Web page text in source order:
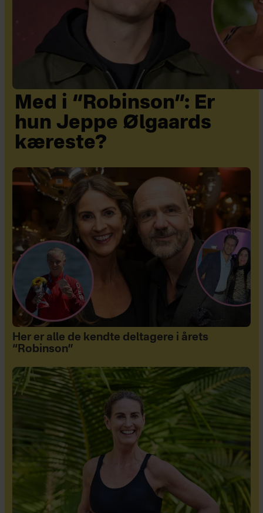
Med i “Robinson”: Er
hun Jeppe Ølgaards
kæreste?
Her er alle de kendte deltagere i årets
“Robinson”